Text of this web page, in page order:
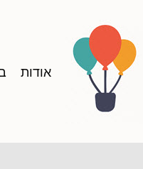
אודות